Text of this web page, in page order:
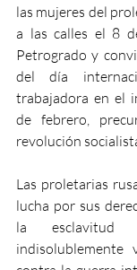
las mujeres del
a las calles el 8
Petrogrado y
del día
trabajadora en el
de febrero,
revolución
Las proletarias
lucha por sus
la esclavitud
indisolublemente